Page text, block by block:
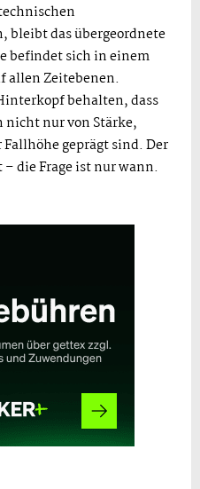
bleibt das übergeordnete
befindet sich in einem
allen Zeitebenen.
behalten, dass
nur von Stärke,
geprägt sind. Der
die Frage ist nur wann.